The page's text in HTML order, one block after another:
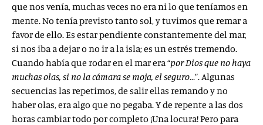
que nos venía, muchas veces no era ni lo que teníamos en
mente. No tenía previsto tanto sol, y tuvimos que remar a
favor de ello. Es estar pendiente constantemente del mar,
si nos iba a dejar o no ir a la isla; es un estrés tremendo.
Cuando había que rodar en el mar era “por Dios que no haya
muchas olas, si no la cámara se moja, el seguro…”. Algunas
secuencias las repetimos, de salir ellas remando y no
haber olas, era algo que no pegaba. Y de repente a las dos
horas cambiar todo por completo ¡Una locura! Pero para